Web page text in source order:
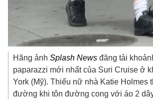
Hãng ảnhSplash News đăng tải
paparazzi mới nhất của Suri Cruise ở
York (Mỹ). Thiếu nữ nhà Katie Holmes
đường khi tôn đường cong với áo 2